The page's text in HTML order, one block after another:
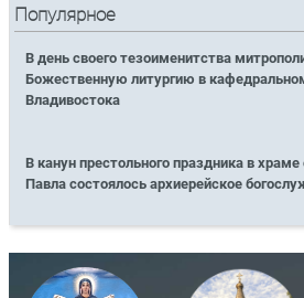
Популярное
В день своего тезоименитства
Божественную литургию в
Владивостока
В канун престольного праздника в
Павла состоялось архиерейское